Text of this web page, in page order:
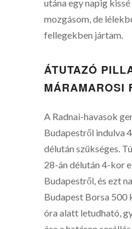
utána egy napig
mozgásom, de
fellegekben jártam.
ÁTUTAZÓ
MÁRAMAROSI
A Radnai-havasok
Budapestről indulva
délután szükséges.
28-án délután 4-kor
Budapestről, és ezt
Budapest Borsa 500
óra alatt letudható,